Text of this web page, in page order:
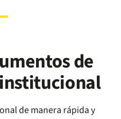
de
de manera rápida y